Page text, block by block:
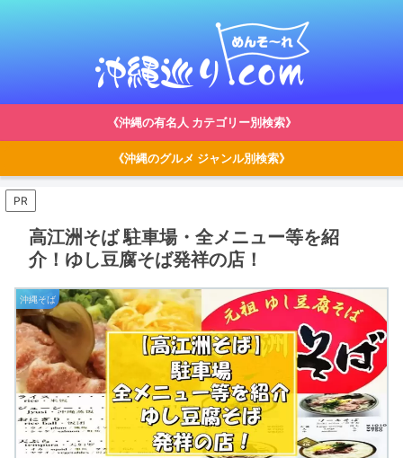
《沖縄の有名人 カテゴリー別検索》
《沖縄のグルメ ジャンル別検索》
PR
高江洲そば 駐車場・全メニュー等を紹
介！ゆし豆腐そば発祥の店！
沖縄そば